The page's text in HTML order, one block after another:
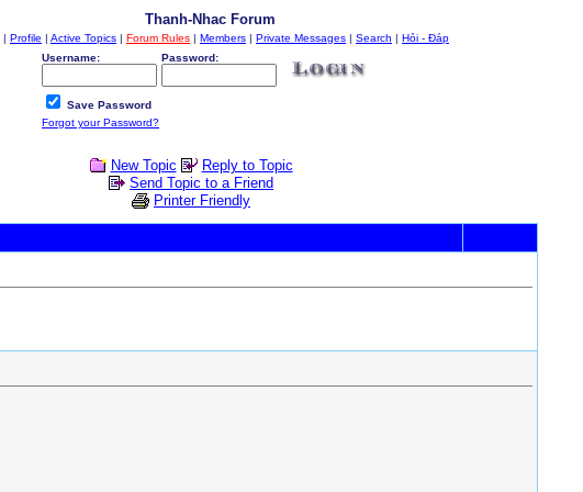
Thanh-Nhac Forum
| Profile | Active Topics | Forum Rules | Members | Private Messages | Search | Hỏi - Đáp
Username:
Password:
Save Password
Forgot your Password?
New Topic
Reply to Topic
Send Topic to a Friend
Printer Friendly